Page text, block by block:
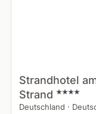
Strandhotel
Strand
Deutschland ·